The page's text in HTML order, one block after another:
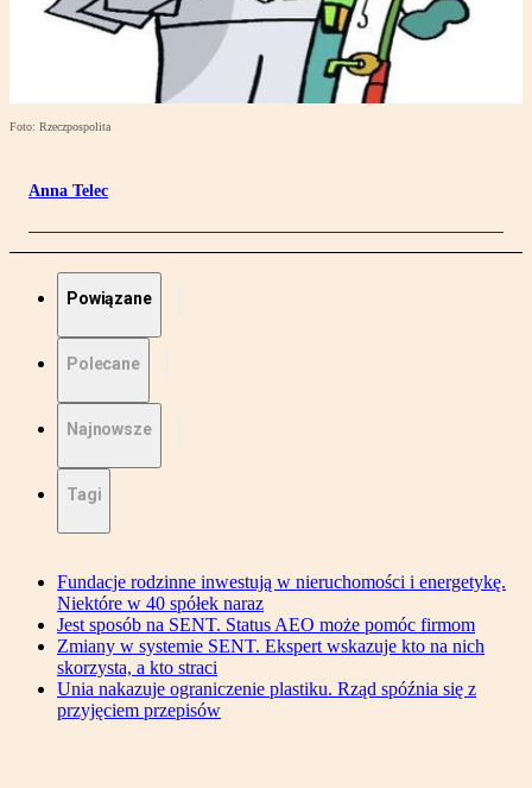
Foto: Rzeczpospolita
Anna Telec
Powiązane
Polecane
Najnowsze
Tagi
Fundacje rodzinne inwestują w nieruchomości i energetykę.
Niektóre w 40 spółek naraz
Jest sposób na SENT. Status AEO może pomóc firmom
Zmiany w systemie SENT. Ekspert wskazuje kto na nich
skorzysta, a kto straci
Unia nakazuje ograniczenie plastiku. Rząd spóźnia się z
przyjęciem przepisów